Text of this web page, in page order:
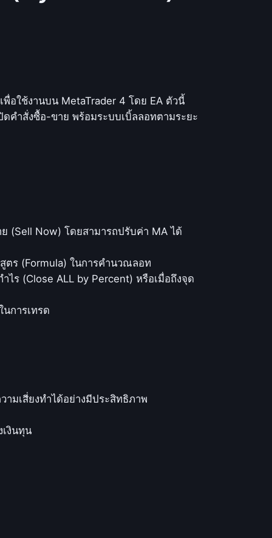
อใช้งานบน MetaTrader 4 โดย EA ตัวนี้
คำสั่งซื้อ-ขาย พร้อมระบบเบิ้ลลอทตามระยะ
(Sell Now) โดยสามารถปรับค่า MA ได้
ตร (Formula) ในการคำนวณลอท
ร (Close ALL by Percent) หรือเมื่อถึงจุด
การเทรด
มเสี่ยงทำได้อย่างมีประสิทธิภาพ
งินทุน